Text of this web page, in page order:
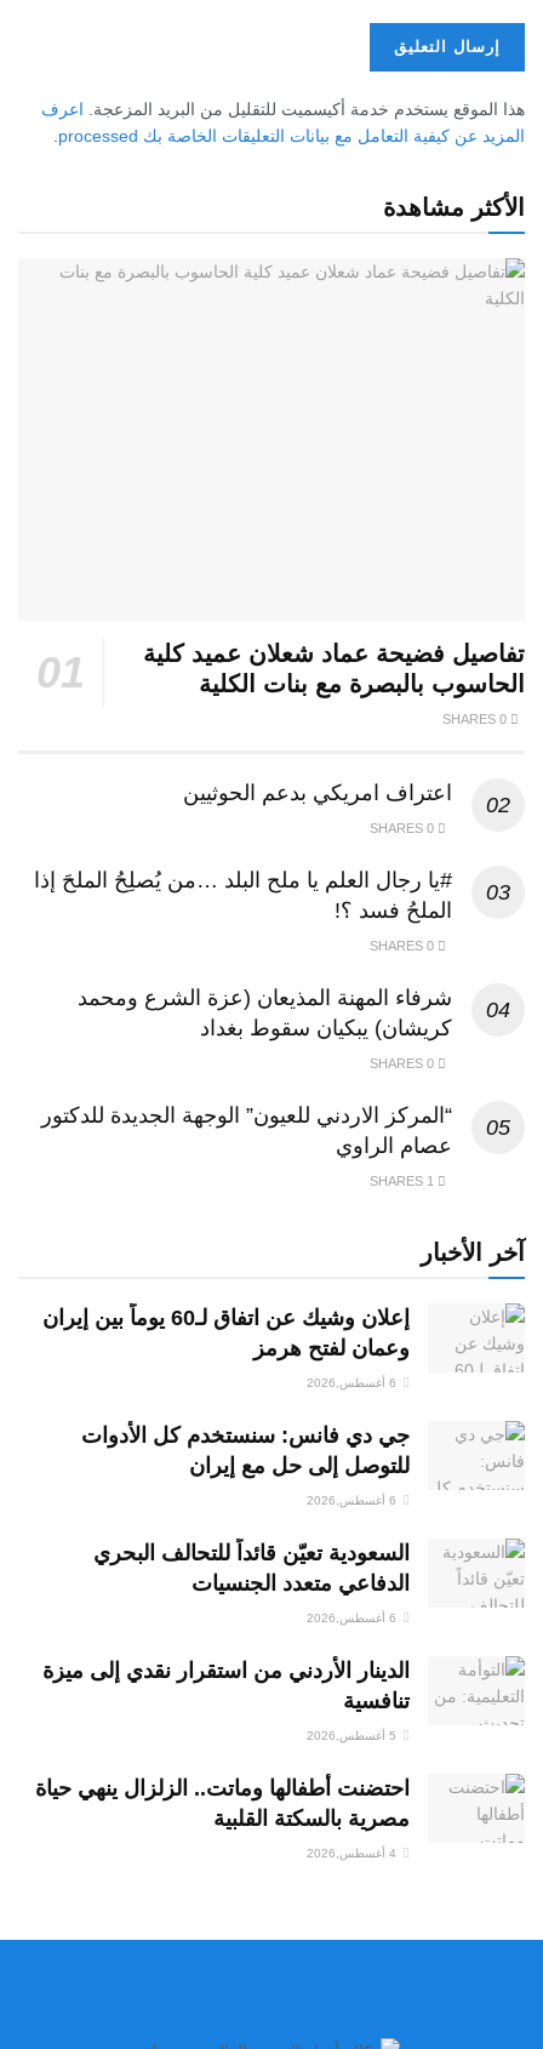
هذا الموقع يستخدم خدمة أكيسميت للتقليل من البريد المزعجة. اعرف
المزيد عن كيفية التعامل مع بيانات التعليقات الخاصة بك processed
.
الأكثر مشاهدة
تفاصيل فضيحة عماد شعلان عميد كلية
الحاسوب بالبصرة مع بنات الكلية
اعتراف امريكي بدعم الحوثيين
#يا رجال العلم يا ملح البلد …من يُصلِحُ الملحَ إذا
الملحُ فسد ؟!
شرفاء المهنة المذيعان (عزة الشرع ومحمد
كريشان) يبكيان سقوط بغداد
“المركز الاردني للعيون” الوجهة الجديدة للدكتور
عصام الراوي
آخر الأخبار
إعلان وشيك عن اتفاق لـ60 يوماً بين إيران
وعمان لفتح هرمز
جي دي فانس: سنستخدم كل الأدوات
للتوصل إلى حل مع إيران
السعودية تعيّن قائداً للتحالف البحري
الدفاعي متعدد الجنسيات
الدينار الأردني من استقرار نقدي إلى ميزة
تنافسية
احتضنت أطفالها وماتت.. الزلزال ينهي حياة
مصرية بالسكتة القلبية